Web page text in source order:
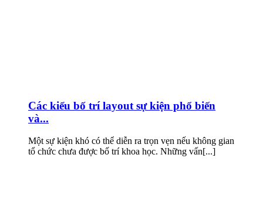
Các kiểu bố trí layout sự kiện phổ biến
và...
Một sự kiện khó có thể diễn ra trọn vẹn nếu không gian
tổ chức chưa được bố trí khoa học. Những vấn[...]